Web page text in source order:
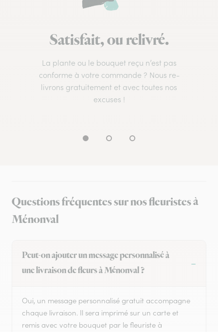
Satisfait, ou relivré.
La plante ou le bouquet reçu n’est pas
conforme à votre commande ? Nous re-
livrons gratuitement et avec toutes nos
excuses !
Questions fréquentes sur nos fleuristes à
Ménonval
Peut-on ajouter un message personnalisé à
une livraison de fleurs à Ménonval ?
Oui, un message personnalisé gratuit accompagne
chaque livraison. Il sera imprimé sur un carte et
remis avec votre bouquet par le fleuriste à